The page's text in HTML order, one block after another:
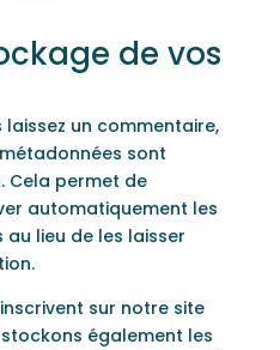
de vos
laissez un commentaire,
sont
Cela permet de
automatiquement les
lieu de les laisser
sur notre site
également les